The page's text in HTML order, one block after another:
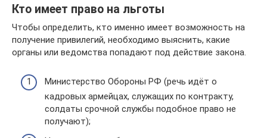
Кто имеет право на льготы
Чтобы определить, кто именно имеет возможность на
получение привилегий, необходимо выяснить, какие
органы или ведомства попадают под действие закона.
Министерство Обороны РФ (речь идёт о
кадровых армейцах, служащих по контракту,
солдаты срочной службы подобное право не
получают);